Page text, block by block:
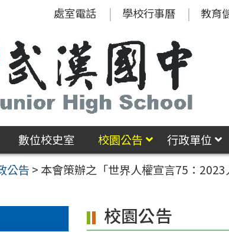
處室電話 學校行事曆 教育
數位校史室 校園公告 行政單位
公告 > 本會策辦之「世界人權宣言75：
校園公告